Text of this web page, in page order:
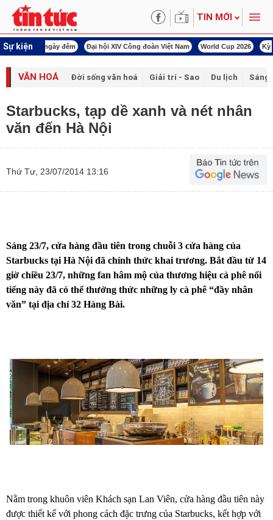
TIN MỚI
Sự kiện
ngày đêm Đại hội XIV Công đoàn Việt Nam World Cup 2026 Kỳ họp thứ
VĂN HOÁ Đời sống văn hoá Giải trí - Sao Du lịch Sáng
Starbucks, tạp dề xanh và nét nhân
văn đến Hà Nội
Thứ Tư, 23/07/2014 13:16
Sáng 23/7, cửa hàng đầu tiên trong chuỗi 3 cửa hàng của
Starbucks tại Hà Nội đã chính thức khai trương. Bắt đầu từ 14
giờ chiều 23/7, những fan hâm mộ của thương hiệu cà phê nổi
tiếng này đã có thể thưởng thức những ly cà phê “đầy nhân
văn” tại địa chỉ 32 Hàng Bài.
Nằm trong khuôn viên Khách sạn Lan Viên, cửa hàng đầu tiên này
được thiết kế với phong cách đặc trưng của Starbucks, kết hợp với